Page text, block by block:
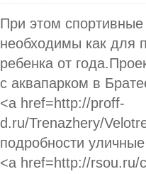
При этом
необходимы как для
ребенка от
с аквапарком в
<a href=http://proff-
d.ru/Trenazhery/
подробности
<a href=http://